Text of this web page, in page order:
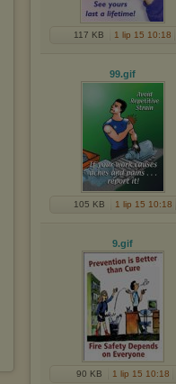
117 KB 1 lip 15 10:18
99.gif
105 KB 1 lip 15 10:18
9.gif
90 KB 1 lip 15 10:18